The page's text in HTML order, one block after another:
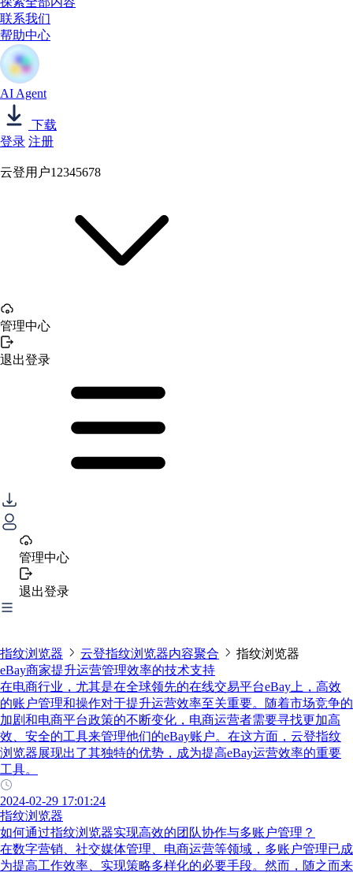
联系我们
帮助中心
AI Agent
下载
登录 注册
云登用户12345678
管理中心
退出登录
管理中心
退出登录
指纹浏览器 云登指纹浏览器内容聚合
指纹浏览器
eBay商家提升运营管理效率的技术支持
在电商行业，尤其是在全球领先的在线交易平台eBay上，高效
的账户管理和操作对于提升运营效率至关重要。随着市场竞争的
加剧和电商平台政策的不断变化，电商运营者需要寻找更加高
效、安全的工具来管理他们的eBay账户。在这方面，云登指纹
浏览器展现出了其独特的优势，成为提高eBay运营效率的重要
工具。
2024-02-29 17:01:24
指纹浏览器
如何通过指纹浏览器实现高效的团队协作与多账户管理？
在数字营销、社交媒体管理、电商运营等领域，多账户管理已成
为提高工作效率、实现策略多样化的必要手段。然而，随之而来